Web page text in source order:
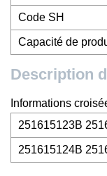
Code SH
Capacité de
Description
Informations
251615123B
251615124B